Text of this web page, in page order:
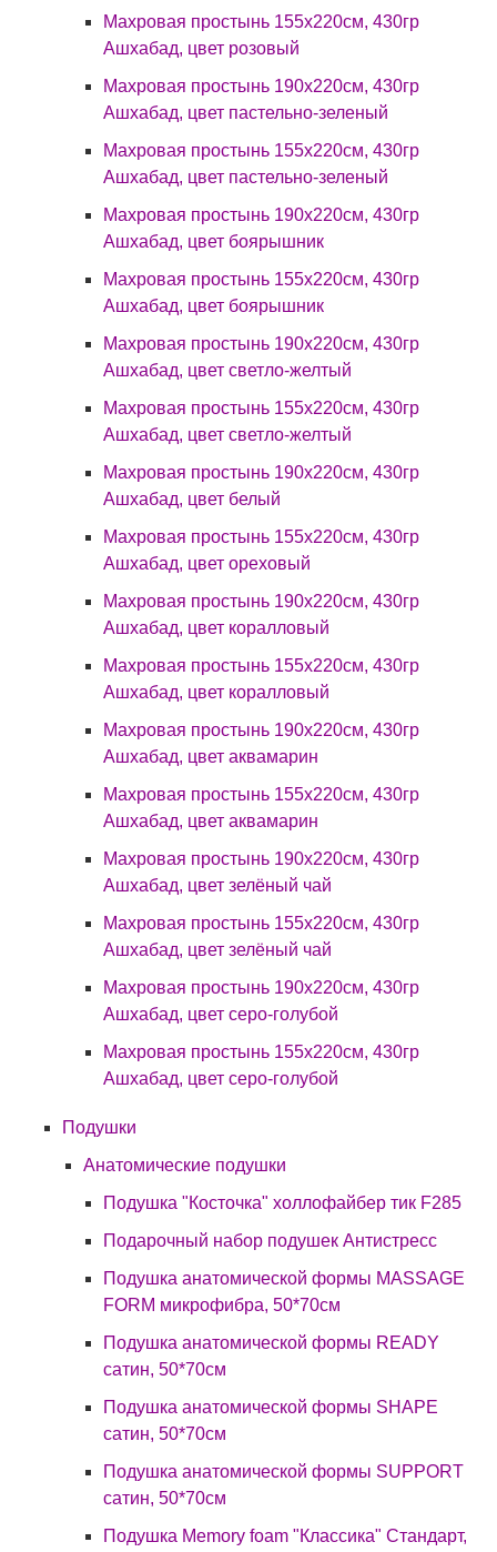
Махровая простынь 155х220см, 430гр
Ашхабад, цвет розовый
Махровая простынь 190х220см, 430гр
Ашхабад, цвет пастельно-зеленый
Махровая простынь 155х220см, 430гр
Ашхабад, цвет пастельно-зеленый
Махровая простынь 190х220см, 430гр
Ашхабад, цвет боярышник
Махровая простынь 155х220см, 430гр
Ашхабад, цвет боярышник
Махровая простынь 190х220см, 430гр
Ашхабад, цвет светло-желтый
Махровая простынь 155х220см, 430гр
Ашхабад, цвет светло-желтый
Махровая простынь 190х220см, 430гр
Ашхабад, цвет белый
Махровая простынь 155х220см, 430гр
Ашхабад, цвет ореховый
Махровая простынь 190х220см, 430гр
Ашхабад, цвет коралловый
Махровая простынь 155х220см, 430гр
Ашхабад, цвет коралловый
Махровая простынь 190х220см, 430гр
Ашхабад, цвет аквамарин
Махровая простынь 155х220см, 430гр
Ашхабад, цвет аквамарин
Махровая простынь 190х220см, 430гр
Ашхабад, цвет зелёный чай
Махровая простынь 155х220см, 430гр
Ашхабад, цвет зелёный чай
Махровая простынь 190х220см, 430гр
Ашхабад, цвет серо-голубой
Махровая простынь 155х220см, 430гр
Ашхабад, цвет серо-голубой
Подушки
Анатомические подушки
Подушка "Косточка" холлофайбер тик F285
Подарочный набор подушек Антистресс
Подушка анатомической формы MASSAGE
FORM микрофибра, 50*70см
Подушка анатомической формы READY
сатин, 50*70см
Подушка анатомической формы SHAPE
сатин, 50*70см
Подушка анатомической формы SUPPORT
сатин, 50*70см
Подушка Memory foam "Классика" Стандарт,